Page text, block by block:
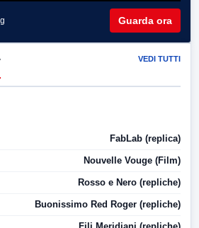
Guarda ora
VEDI TUTTI
FabLab (replica)
Nouvelle Vouge (Film)
Rosso e Nero (repliche)
Buonissimo Red Roger (repliche)